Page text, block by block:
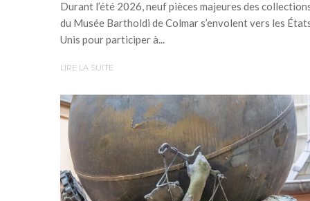
Durant l’été 2026, neuf pièces majeures des
du Musée Bartholdi de Colmar s’envolent vers les
Unis pour participer à...
LIRE LA SUITE